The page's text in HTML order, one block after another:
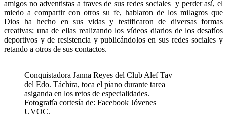
amigos no adventistas a traves de sus redes sociales y perder así, el
miedo a compartir con otros su fe, hablaron de los milagros que
Dios ha hecho en sus vidas y testificaron de diversas formas
creativas; una de ellas realizando los vídeos diarios de los desafíos
deportivos y de resistencia y publicándolos en sus redes sociales y
retando a otros de sus contactos.
Conquistadora Janna Reyes del Club Alef Tav
del Edo. Táchira, toca el piano durante tarea
asiganda en los retos de especialidades.
Fotografía cortesía de: Facebook Jóvenes
UVOC.